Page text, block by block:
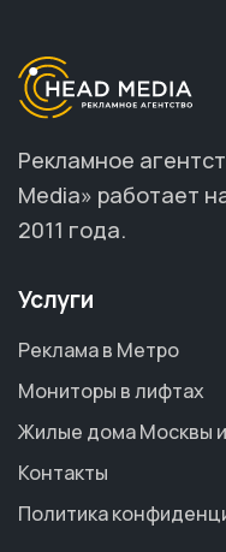
Рекламное
Media» работает
2011 года.
Услуги
Реклама в Метро
Мониторы в лифтах
Жилые дома Москвы
Контакты
Политика